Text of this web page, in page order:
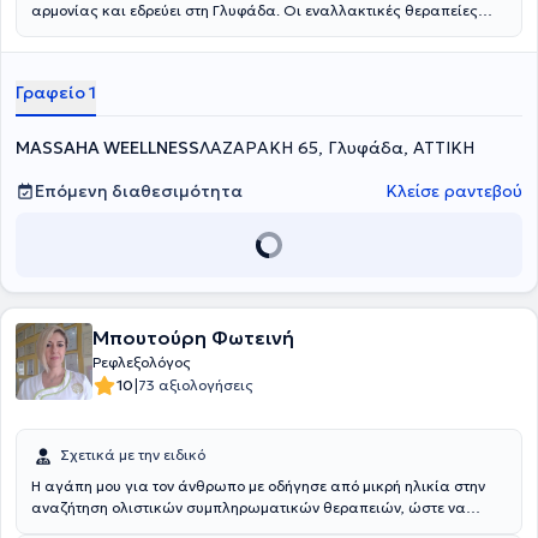
αρμονίας και εδρεύει στη Γλυφάδα. Οι εναλλακτικές θεραπείες
αντιμετωπίσει αρκετούς τραυματισμούς που είχε ως αθλήτρια και
από το Τμήμα Νοσηλευτικής του Τεχνολογικού Εκπαιδευτικού
Ιδρύματος Αθηνών, αποφάσισε το 2010 να στραφεί στη
Ρεφλεξολογία στην Σχολή Natural Health Science. Έπειτα
εμπλούτισε τις σπουδές της με αθλητική μάλαξη, rejuvance,
ηλεκτροβελονισμό, ιδιαίτερες ανατολικές θεραπείες κ.α. Η
ενασχόλησή της συνεχίζεται με καθημερινή ενημέρωση, δοκιμή και
Γραφείο 1
MASSAHA WEELLNESSΛΑΖΑΡΑΚΗ 65, Γλυφάδα, ΑΤΤΙΚΗ
Επόμενη διαθεσιμότητα
Κλείσε ραντεβού
Μπουτούρη Φωτεινή
Ρεφλεξολόγος
10|73 αξιολογήσεις
Σχετικά με την ειδικό
Η αγάπη μου για τον άνθρωπο με οδήγησε από μικρή ηλικία στην
αναζήτηση ολιστικών συμπληρωματικών θεραπειών, ώστε να